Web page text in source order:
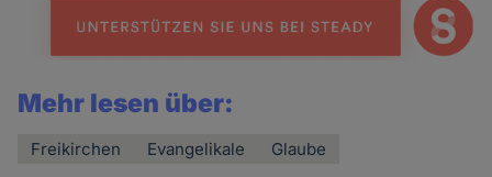
Mehr lesen über:
Freikirchen Evangelikale Glaube